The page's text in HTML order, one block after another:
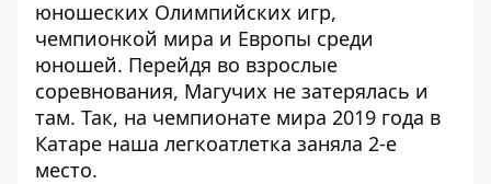
юношеских Олимпийских игр,
чемпионкой мира и Европы среди
юношей. Перейдя во взрослые
соревнования, Магучих не затерялась и
там. Так, на чемпионате мира 2019 года в
Катаре наша легкоатлетка заняла 2-е
место.